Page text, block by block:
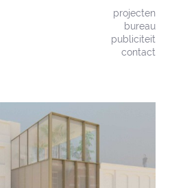
projecten
bureau
publiciteit
contact